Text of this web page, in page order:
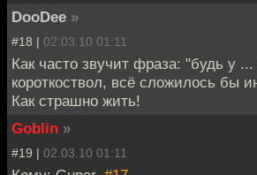
DooDee »
#18 | 02.03.10 01:11
Как часто звучит фраза: "будь у
короткоствол, всё сложилось бы
Как страшно жить!
Goblin »
#19 | 02.03.10 01:11